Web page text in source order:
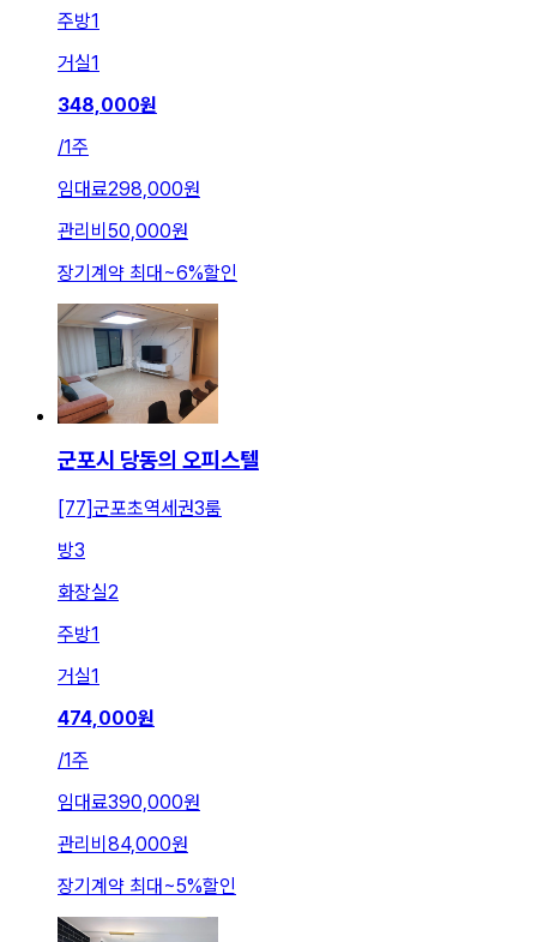
주방1
거실1
348,000원
/1주
임대료298,000원
관리비 50,000원
장기계약 최대 ~6%할인
군포시 당동의 오피스텔
[77]군포초역세권3룸
방3
화장실2
주방1
거실1
474,000원
/1주
임대료390,000원
관리비 84,000원
장기계약 최대~5%할인